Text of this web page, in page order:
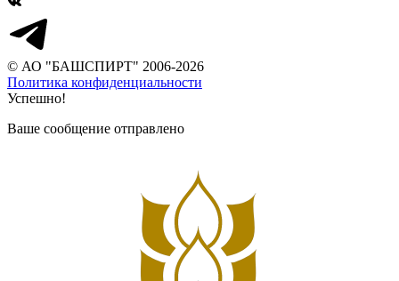
© АО "БАШСПИРТ" 2006-2026
Политика конфиденциальности
Успешно!
Ваше сообщение отправлено